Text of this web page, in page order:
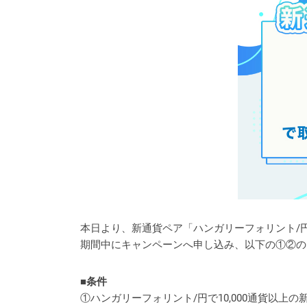
本日より、新通貨ペア「ハンガリーフォリント
期間中にキャンペーンへ申し込み、以下の①②
■条件
①ハンガリーフォリント/円で10,000通貨以上の